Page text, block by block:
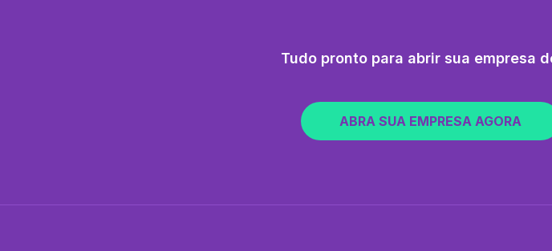
Tudo pronto para abrir sua empresa
ABRA SUA EMPRESA AGORA